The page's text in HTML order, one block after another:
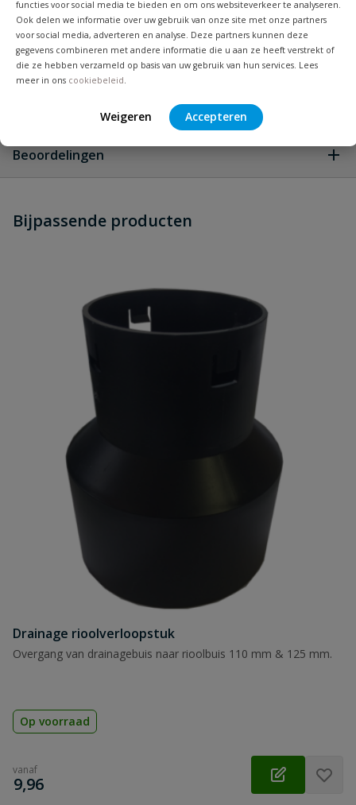
functies voor social media te bieden en om ons websiteverkeer te analyseren.
Ook delen we informatie over uw gebruik van onze site met onze partners
voor social media, adverteren en analyse. Deze partners kunnen deze
gegevens combineren met andere informatie die u aan ze heeft verstrekt of
die ze hebben verzameld op basis van uw gebruik van hun services. Lees
meer in ons cookiebeleid
Weigeren Accepteren
Verkrijgbaar per
meter
ja
Vraag en antwoord
dit product?
Beoordelingen
Schrijf zelf een beoordeling
Uw waardering:
Samenvatting
Beoordeling
Beoordeling versturen
Bijpassende producten
Drainage rioolverloopstuk
Overgang van drainagebuis naar rioolbuis 110 mm & 125 mm.
Op voorraad
vanaf
€
9,96